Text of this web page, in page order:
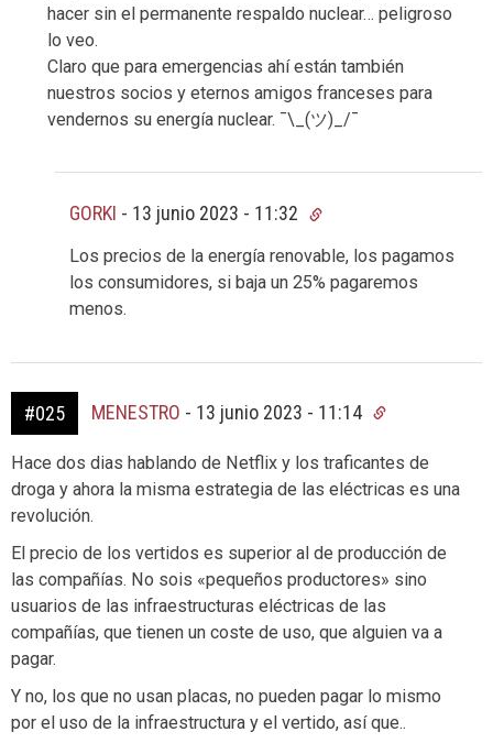
hacer sin el permanente respaldo nuclear… peligroso
lo veo.
Claro que para emergencias ahí están también
nuestros socios y eternos amigos franceses para
vendernos su energía nuclear. ¯\_(ツ)_/¯
GORKI - 13 junio 2023 - 11:32
Los precios de la energía renovable, los pagamos
los consumidores, si baja un 25% pagaremos
menos.
#025 MENESTRO - 13 junio 2023 - 11:14
Hace dos dias hablando de Netflix y los traficantes de
droga y ahora la misma estrategia de las eléctricas es una
revolución.
El precio de los vertidos es superior al de producción de
las compañías. No sois «pequeños productores» sino
usuarios de las infraestructuras eléctricas de las
compañías, que tienen un coste de uso, que alguien va a
pagar.
Y no, los que no usan placas, no pueden pagar lo mismo
por el uso de la infraestructura y el vertido, así que..